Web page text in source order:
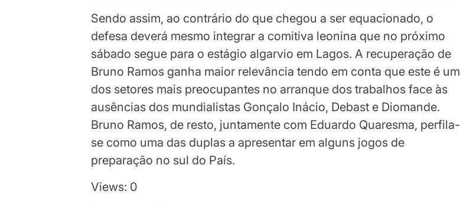
Sendo assim, ao contrário do que chegou a ser equacionado, o
defesa deverá mesmo integrar a comitiva leonina que no próximo
sábado segue para o estágio algarvio em Lagos. A recuperação de
Bruno Ramos ganha maior relevância tendo em conta que este é um
dos setores mais preocupantes no arranque dos trabalhos face às
ausências dos mundialistas Gonçalo Inácio, Debast e Diomande.
Bruno Ramos, de resto, juntamente com Eduardo Quaresma, perfila-
se como uma das duplas a apresentar em alguns jogos de
preparação no sul do País.
Views: 0